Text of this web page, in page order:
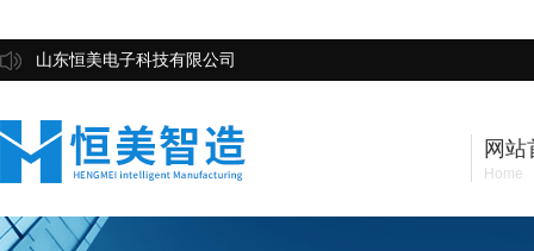
山东恒美电子科技有限公司
网站
Home